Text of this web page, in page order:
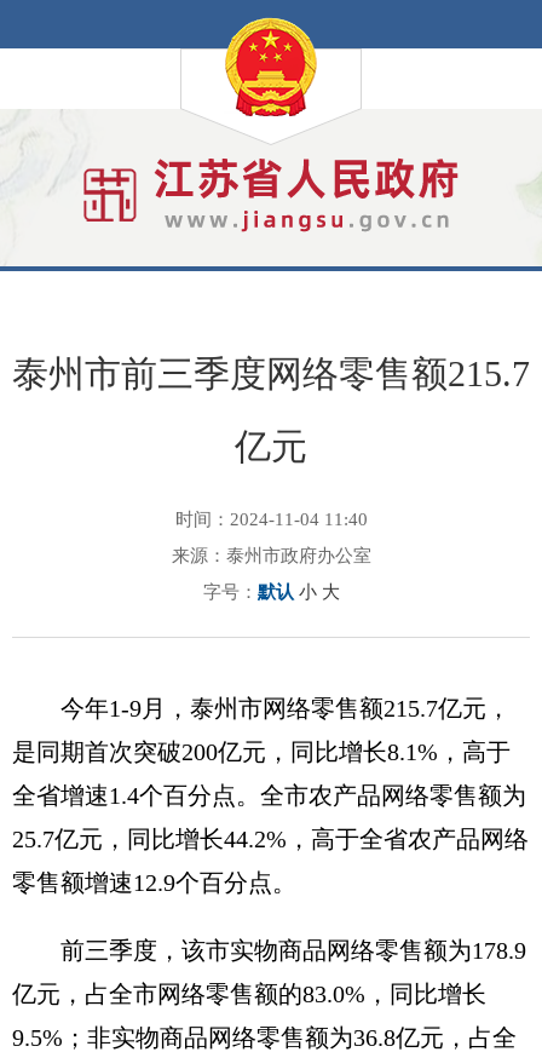
泰州市前三季度网络零售额215.7
亿元
时间：2024-11-04 11:40
来源：泰州市政府办公室
字号： 默认 小 大
今年1-9月，泰州市网络零售额215.7亿元，
是同期首次突破200亿元，同比增长8.1%，高于
全省增速1.4个百分点。全市农产品网络零售额为
25.7亿元，同比增长44.2%，高于全省农产品网络
零售额增速12.9个百分点。
前三季度，该市实物商品网络零售额为178.9
亿元，占全市网络零售额的83.0%，同比增长
9.5%；非实物商品网络零售额为36.8亿元，占全